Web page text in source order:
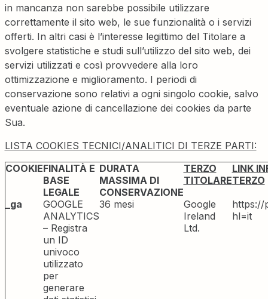
in mancanza non sarebbe possibile utilizzare
correttamente il sito web, le sue funzionalità o i servizi
offerti. In altri casi è l’interesse legittimo del Titolare a
svolgere statistiche e studi sull’utilizzo del sito web, dei
servizi utilizzati e così provvedere alla loro
ottimizzazione e miglioramento. I periodi di
conservazione sono relativi a ogni singolo cookie, salvo
eventuale azione di cancellazione dei cookies da parte
Sua.
LISTA COOKIES TECNICI/ANALITICI DI TERZE PARTI:
COOKIEFINALITÀ E
BASE
LEGALE
DURATA
MASSIMA DI
CONSERVAZIONE
TERZO
TITOLARE
LINK
TERZO
_ga
GOOGLE
ANALYTICS
– Registra
un ID
univoco
utilizzato
per
generare
36 mesi
Google
Ireland
Ltd.
https://
hl=it